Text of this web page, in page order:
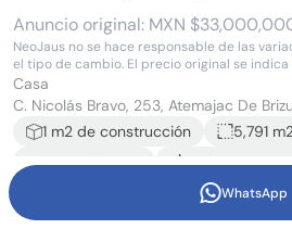
Anuncio original: MXN
NeoJaus no se hace responsable de las
el tipo de cambio. El precio original se
Casa
C. Nicolás Bravo, 253, Atemajac De
1 m2 de construcción 5,791
18recámaras 17bañosy7
WhatsApp